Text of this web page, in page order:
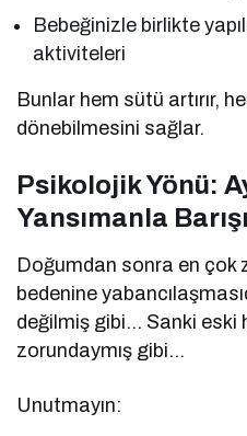
Bebeğinizle birlikte
aktiviteleri
Bunlar hem sütü artırır,
dönebilmesini sağlar.
Psikolojik Yönü:
Yansımanla
Doğumdan sonra en çok
bedenine
değilmiş gibi… Sanki eski
zorundaymış gibi…
Unutmayın: